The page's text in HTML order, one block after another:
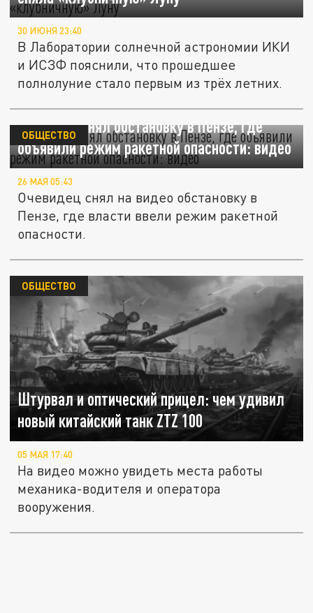
30 ИЮНЯ 23:40
В Лаборатории солнечной астрономии ИКИ
и ИСЗФ пояснили, что прошедшее
полнолуние стало первым из трёх летних.
Очевидец снял обстановку в Пензе, где
объявили режим ракетной опасности: видео
ОБЩЕСТВО
26 МАЯ 05:43
Очевидец снял на видео обстановку в
Пензе, где власти ввели режим ракетной
опасности.
Штурвал и оптический прицел: чем удивил
новый китайский танк ZTZ 100
ОБЩЕСТВО
05 МАЯ 17:40
На видео можно увидеть места работы
механика-водителя и оператора
вооружения.